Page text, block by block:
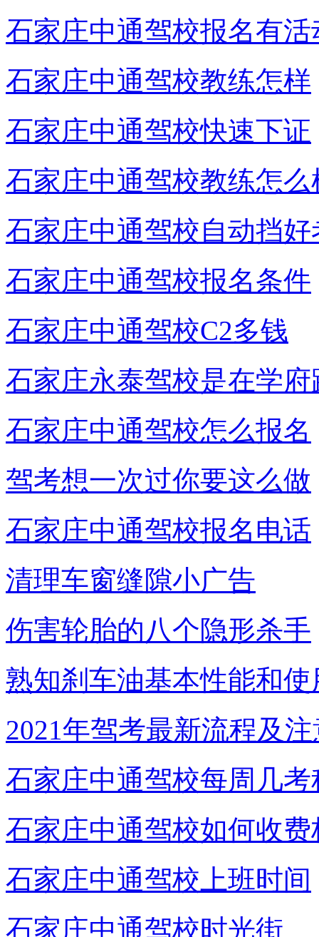
石家庄中通驾校报名有活
石家庄中通驾校教练怎样
石家庄中通驾校快速下证
石家庄中通驾校教练怎么
石家庄中通驾校自动挡好
石家庄中通驾校报名条件
石家庄中通驾校C2多钱
石家庄永泰驾校是在学府
石家庄中通驾校怎么报名
驾考想一次过你要这么做
石家庄中通驾校报名电话
清理车窗缝隙小广告
伤害轮胎的八个隐形杀手
熟知刹车油基本性能和使
2021年驾考最新流程及
石家庄中通驾校每周几考
石家庄中通驾校如何收费
石家庄中通驾校上班时间
石家庄中通驾校时光街